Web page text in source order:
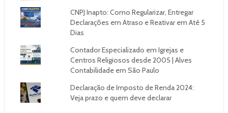
CNPJ Inapto: Como Regularizar, Entregar
Declarações em Atraso e Reativar em Até 5
Dias
Contador Especializado em Igrejas e
Centros Religiosos desde 2005 | Alves
Contabilidade em São Paulo
Declaração de Imposto de Renda 2024:
Veja prazo e quem deve declarar